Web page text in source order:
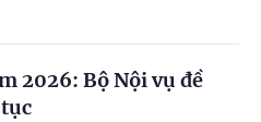
2026: Bộ Nội vụ đề